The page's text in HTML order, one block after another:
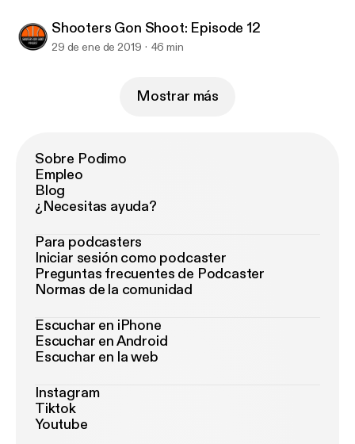
Shooters Gon Shoot: Episode 12
29 de ene de 2019 46 min
Mostrar más
Sobre Podimo
Empleo
Blog
¿Necesitas ayuda?
Para podcasters
Iniciar sesión como podcaster
Preguntas frecuentes de Podcaster
Normas de la comunidad
Escuchar en iPhone
Escuchar en Android
Escuchar en la web
Instagram
Tiktok
Youtube